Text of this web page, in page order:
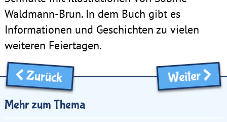
Waldmann-Brun. In dem Buch gibt es
Informationen und Geschichten zu vielen
weiteren Feiertagen.
Zurück Weiter
Mehr zum Thema